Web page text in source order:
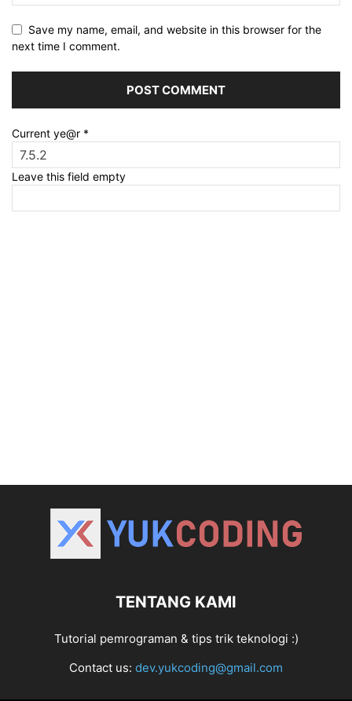
Save my name, email, and website in this browser for the
next time I comment.
Current ye@r *
Leave this field empty
TENTANG KAMI
Tutorial pemrograman & tips trik teknologi :)
Contact us: dev.yukcoding@gmail.com